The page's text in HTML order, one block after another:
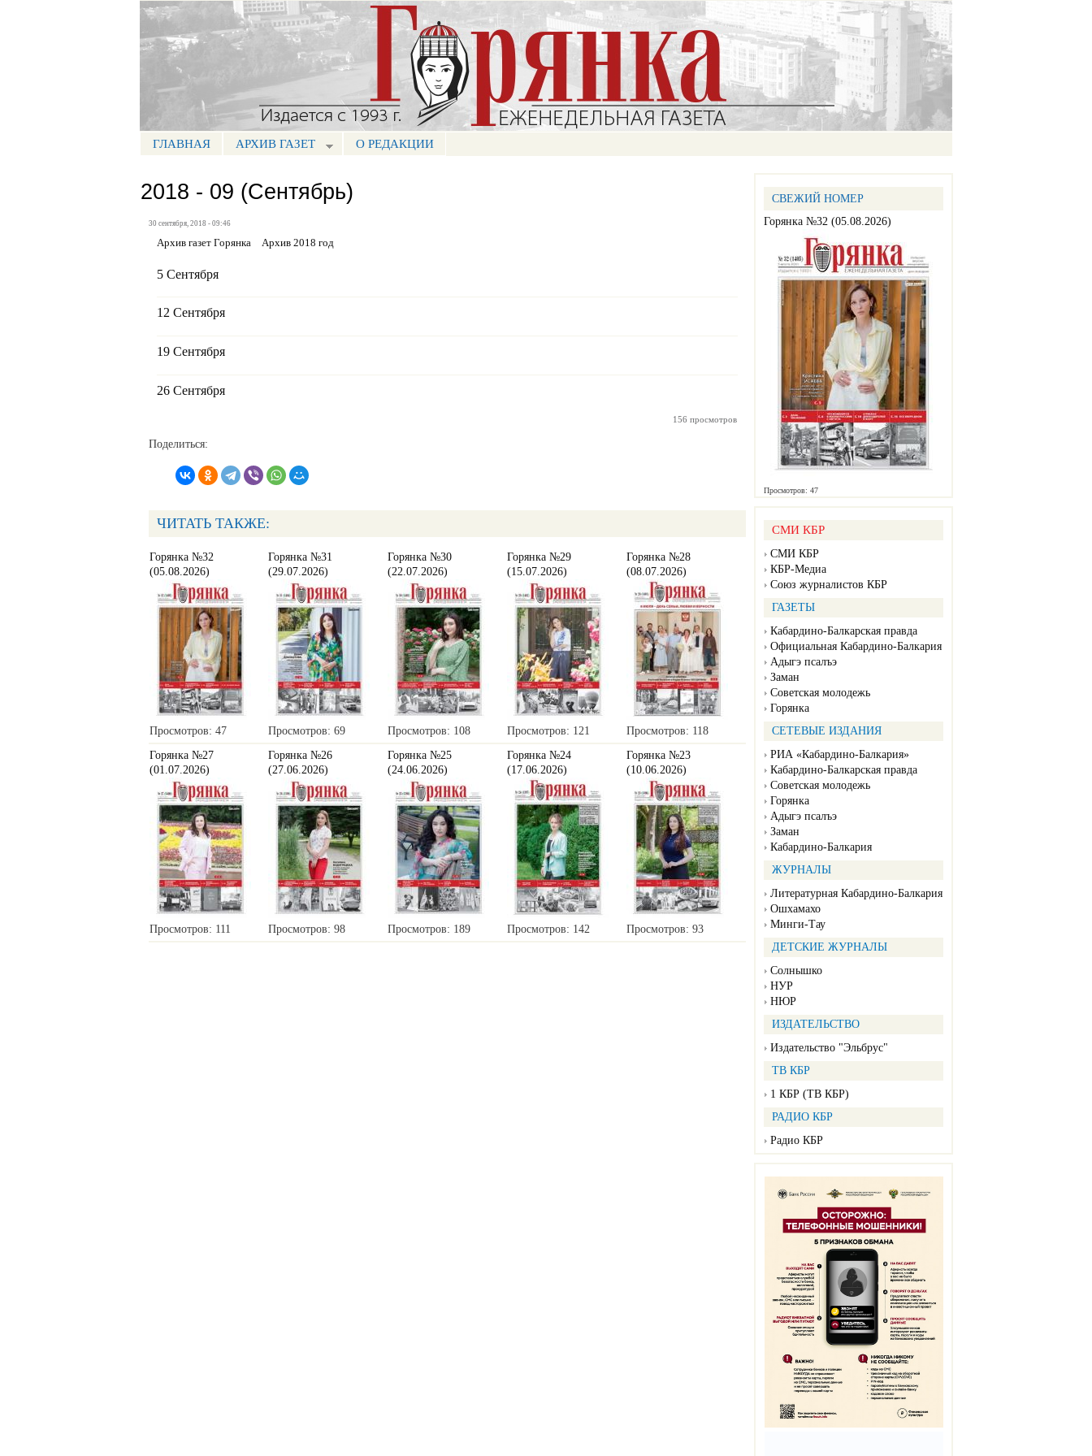
основному
содержанию
Портал СМИ КБР
МЕНЮ ГОРЯНКА
ГЛАВНАЯ АРХИВ ГАЗЕТ О РЕДАКЦИИ
СВЕЖИЙ НОМЕР
Горянка №32 (05.08.2026)
Просмотров: 47
СМИ КБР
СМИ КБР
КБР-Медиа
Союз журналистов КБР
ГАЗЕТЫ
Кабардино-Балкарская правда
Официальная Кабардино-Балкария
Адыгэ псалъэ
Заман
Советская молодежь
Горянка
СЕТЕВЫЕ ИЗДАНИЯ
РИА «Кабардино-Балкария»
Кабардино-Балкарская правда
Советская молодежь
Горянка
Адыгэ псалъэ
Заман
Кабардино-Балкария
ЖУРНАЛЫ
Литературная Кабардино-Балкария
Ошхамахо
Минги-Тау
ДЕТСКИЕ ЖУРНАЛЫ
Солнышко
НУР
НЮР
ИЗДАТЕЛЬСТВО
Издательство "Эльбрус"
ТВ КБР
1 КБР (ТВ КБР)
РАДИО КБР
Радио КБР
2018 - 09 (Сентябрь)
30 сентября, 2018 - 09:46
Архив газет Горянка Архив 2018 год
5 Сентября
12 Сентября
19 Сентября
26 Сентября
156 просмотров
Поделиться:
ЧИТАТЬ ТАКЖЕ:
Горянка №32
(05.08.2026)
Просмотров: 47
Горянка №31
(29.07.2026)
Просмотров: 69
Горянка №30
(22.07.2026)
Просмотров: 108
Горянка №29
(15.07.2026)
Просмотров: 121
Горянка №28
(08.07.2026)
Просмотров: 118
Горянка №27
(01.07.2026)
Просмотров: 111
Горянка №26
(27.06.2026)
Просмотров: 98
Горянка №25
(24.06.2026)
Просмотров: 189
Горянка №24
(17.06.2026)
Просмотров: 142
Горянка №23
(10.06.2026)
Просмотров: 93